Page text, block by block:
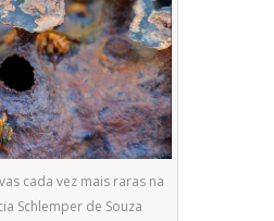
cada vez mais raras na
Schlemper de Souza